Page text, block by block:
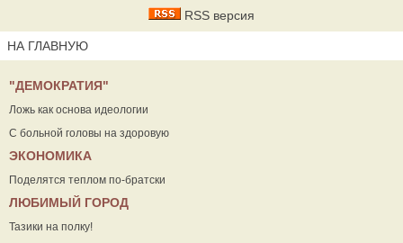
RSS версия
НА ГЛАВНУЮ
"ДЕМОКРАТИЯ"
Ложь как основа идеологии
С больной головы на здоровую
ЭКОНОМИКА
Поделятся теплом по-братски
ЛЮБИМЫЙ ГОРОД
Тазики на полку!